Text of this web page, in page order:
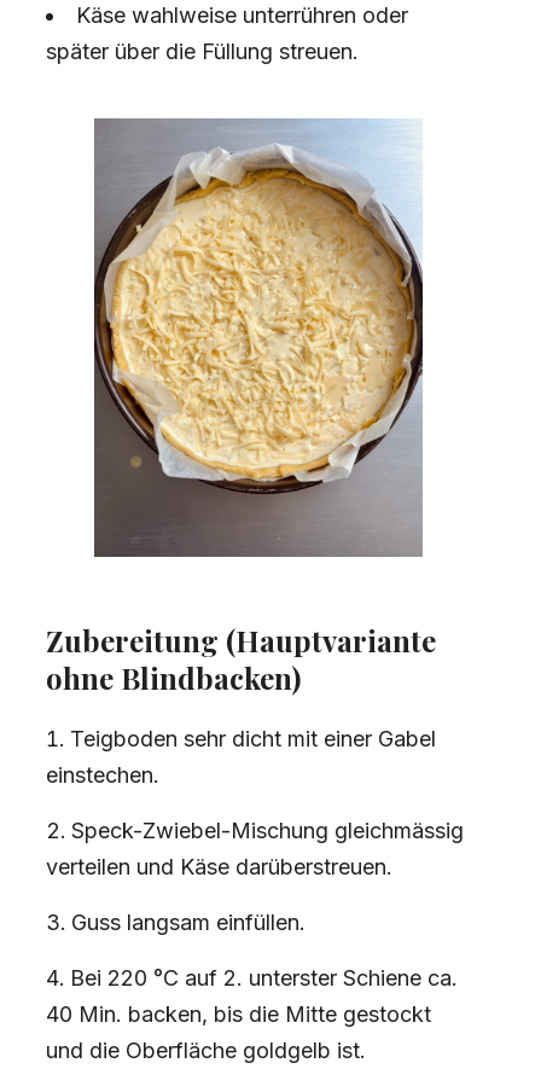
Käse wahlweise unterrühren oder
später über die Füllung streuen.
Zubereitung (Hauptvariante
ohne Blindbacken)
Teigboden sehr dicht mit einer Gabel
einstechen.
Speck-Zwiebel-Mischung gleichmässig
verteilen und Käse darüberstreuen.
Guss langsam einfüllen.
Bei 220 °C auf 2. unterster Schiene ca.
40 Min. backen, bis die Mitte gestockt
und die Oberfläche goldgelb ist.